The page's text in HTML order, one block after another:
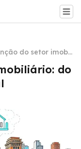
do setor imobil
comercial ao reside
do